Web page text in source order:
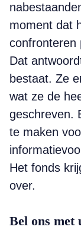
moment dat
confronteren
Dat
bestaat. Ze
wat ze de
geschreven.
te maken
Het fonds
over.
Bel ons met